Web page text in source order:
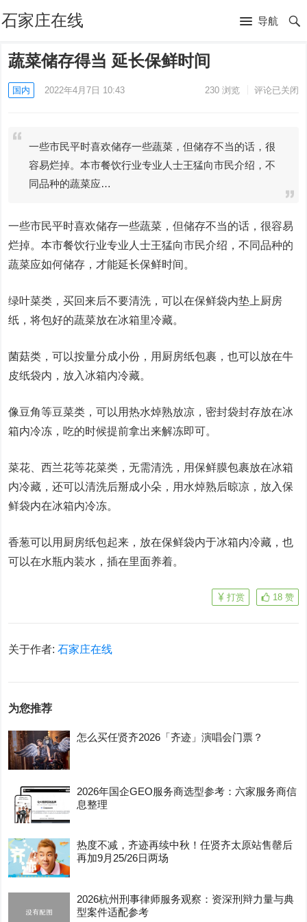
石家庄在线 导航
蔬菜储存得当 延长保鲜时间
国内 2022年4月7日 10:43 230浏览 评论已关闭
一些市民平时喜欢储存一些蔬菜，但储存不当的话，很
容易烂掉。本市餐饮行业专业人士王猛向市民介绍，不
同品种的蔬菜应…
一些市民平时喜欢储存一些蔬菜，但储存不当的话，很容易
烂掉。本市餐饮行业专业人士王猛向市民介绍，不同品种的
蔬菜应如何储存，才能延长保鲜时间。
绿叶菜类，买回来后不要清洗，可以在保鲜袋内垫上厨房
纸，将包好的蔬菜放在冰箱里冷藏。
菌菇类，可以按量分成小份，用厨房纸包裹，也可以放在牛
皮纸袋内，放入冰箱内冷藏。
像豆角等豆菜类，可以用热水焯熟放凉，密封袋封存放在冰
箱内冷冻，吃的时候提前拿出来解冻即可。
菜花、西兰花等花菜类，无需清洗，用保鲜膜包裹放在冰箱
内冷藏，还可以清洗后掰成小朵，用水焯熟后晾凉，放入保
鲜袋内在冰箱内冷冻。
香葱可以用厨房纸包起来，放在保鲜袋内于冰箱内冷藏，也
可以在水瓶内装水，插在里面养着。
18 赞
打赏
关于作者:石家庄在线
为您推荐
怎么买任贤齐2026「齐迹」演唱会门票？
2026年国企GEO服务商选型参考：六家服务商信
息整理
热度不减，齐迹再续中秋！任贤齐太原站售罄后
再加9月25/26日两场
2026杭州刑事律师服务观察：资深刑辩力量与典
型案件适配参考